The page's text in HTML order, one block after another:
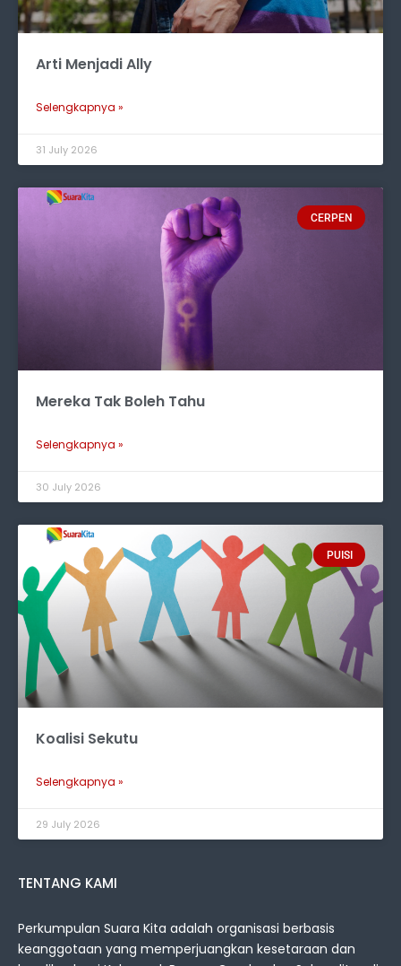
Arti Menjadi Ally
Selengkapnya »
31 July 2026
CERPEN
Mereka Tak Boleh Tahu
Selengkapnya »
30 July 2026
PUISI
Koalisi Sekutu
Selengkapnya »
29 July 2026
TENTANG KAMI
Perkumpulan Suara Kita adalah organisasi berbasis
keanggotaan yang memperjuangkan kesetaraan dan